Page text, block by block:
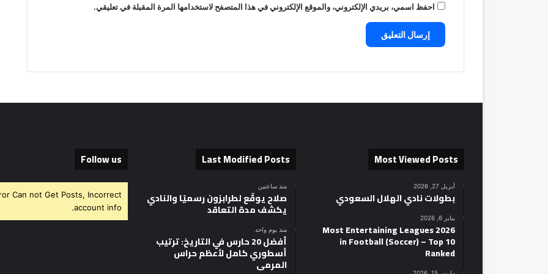
احفظ اسمي، بريدي الإلكتروني، والموقع الإلكتروني في هذا المتصفح لاستخدامها المرة المقبلة في تعليقي.
Most Viewed Posts
أبريل 27, 2026
بطولات نادي الهلال السعودي
يناير 6, 2026
2026 Most Entertaining Leagues
in Football (Soccer) – Top 10
Ranked
Last Modified Posts
منذ ساعتين
صلاح يوقّع لطرابزون رسميًا والنادي
يكشف مدة التعاقد
منذ يوم واحد
أفضل 20 حارس في التاريخ: ترتيب
أسطوري كامل لأعظم حراس
المرمى
Follow us
Can not Get Posts, Incorrect
account info.